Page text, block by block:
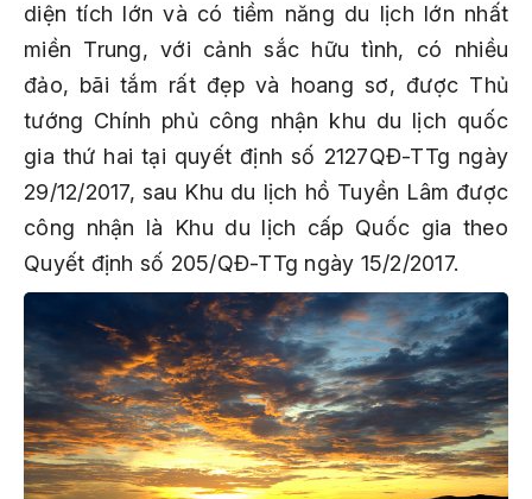
diện tích lớn và có tiềm năng du lịch lớn nhất
miền Trung, với cảnh sắc hữu tình, có nhiều
đảo, bãi tắm rất đẹp và hoang sơ, được Thủ
tướng Chính phủ công nhận khu du lịch quốc
gia thứ hai tại quyết định số 2127QĐ-TTg ngày
29/12/2017, sau Khu du lịch hồ Tuyền Lâm được
công nhận là Khu du lịch cấp Quốc gia theo
Quyết định số 205/QĐ-TTg ngày 15/2/2017.